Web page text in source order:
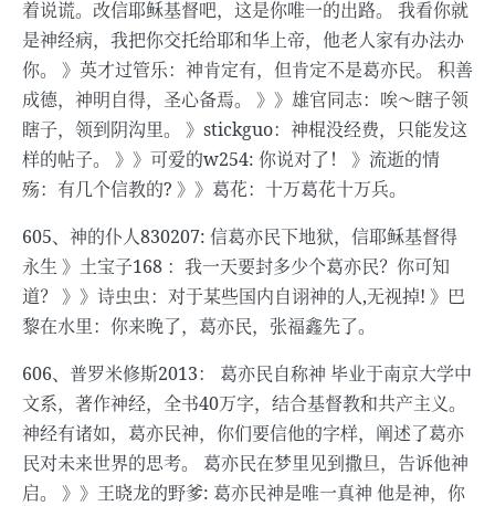
着说谎。改信耶稣基督吧，这是你唯一的出路。 我看你就
是神经病，我把你交托给耶和华上帝，他老人家有办法办
你。 》英才过管乐：神肯定有，但肯定不是葛亦民。 积善
成德，神明自得，圣心备焉。 》》雄官同志：唉～瞎子领
瞎子，领到阴沟里。 》stickguo：神棍没经费，只能发这
样的帖子。 》》可爱的w254: 你说对了！ 》流逝的情
殇：有几个信教的? 》》葛花：十万葛花十万兵。
605、神的仆人830207: 信葛亦民下地狱，信耶稣基督得
永生 》土宝子168 ：我一天要封多少个葛亦民？你可知
道？ 》》诗虫虫：对于某些国内自诩神的人,无视掉! 》巴
黎在水里：你来晚了，葛亦民，张福鑫先了。
606、普罗米修斯2013： 葛亦民自称神 毕业于南京大学中
文系，著作神经，全书40万字，结合基督教和共产主义。
神经有诸如，葛亦民神，你们要信他的字样，阐述了葛亦
民对未来世界的思考。 葛亦民在梦里见到撒旦，告诉他神
启。 》》王晓龙的野爹: 葛亦民神是唯一真神 他是神，你